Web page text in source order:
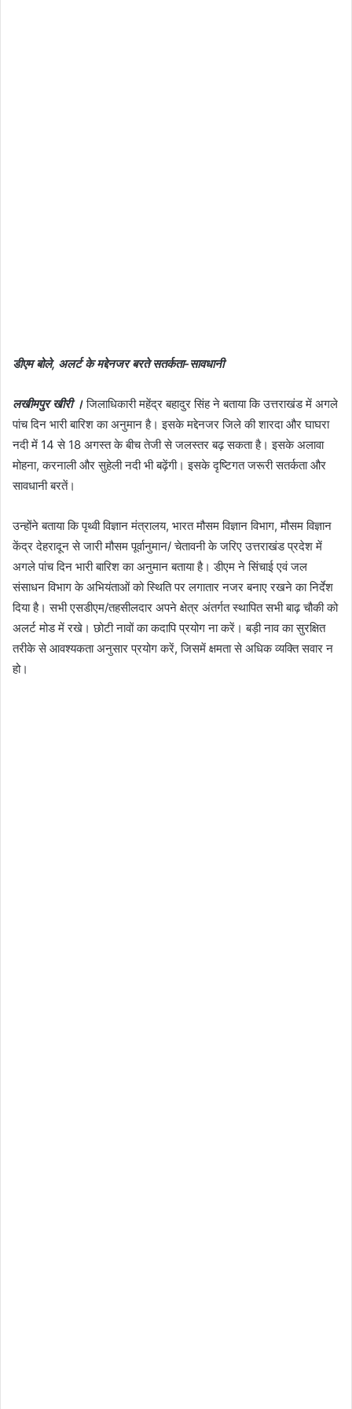
डीएम बोले, अलर्ट के मद्देनजर बरते सतर्कता-सावधानी
लखीमपुर खीरी ।जिलाधिकारी महेंद्र बहादुर सिंह ने बताया कि उत्तराखंड में अगले
पांच दिन भारी बारिश का अनुमान है। इसके मद्देनजर जिले की शारदा और घाघरा
नदी में 14 से 18 अगस्त के बीच तेजी से जलस्तर बढ़ सकता है। इसके अलावा
मोहना, करनाली और सुहेली नदी भी बढ़ेंगी। इसके दृष्टिगत जरूरी सतर्कता और
सावधानी बरतें।
उन्होंने बताया कि पृथ्वी विज्ञान मंत्रालय, भारत मौसम विज्ञान विभाग, मौसम विज्ञान
केंद्र देहरादून से जारी मौसम पूर्वानुमान/ चेतावनी के जरिए उत्तराखंड प्रदेश में
अगले पांच दिन भारी बारिश का अनुमान बताया है। डीएम ने सिंचाई एवं जल
संसाधन विभाग के अभियंताओं को स्थिति पर लगातार नजर बनाए रखने का निर्देश
दिया है। सभी एसडीएम/तहसीलदार अपने क्षेत्र अंतर्गत स्थापित सभी बाढ़ चौकी को
अलर्ट मोड में रखे। छोटी नावों का कदापि प्रयोग ना करें। बड़ी नाव का सुरक्षित
तरीके से आवश्यकता अनुसार प्रयोग करें, जिसमें क्षमता से अधिक व्यक्ति सवार न
हो।